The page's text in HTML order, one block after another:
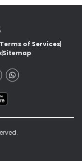
Terms of Services
Sitemap